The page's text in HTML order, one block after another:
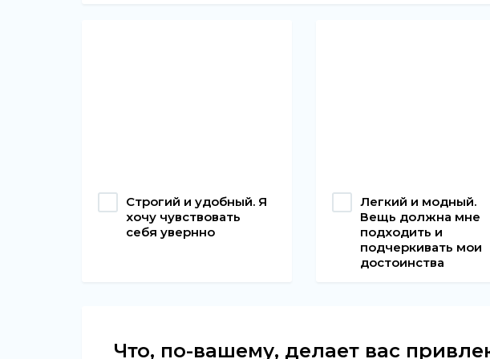
Строгий и удобный. Я
хочу чувствовать
себя увернно
Легкий и модный.
Вещь должна мне
подходить и
подчеркивать мои
достоинства
Что, по-вашему, делает вас